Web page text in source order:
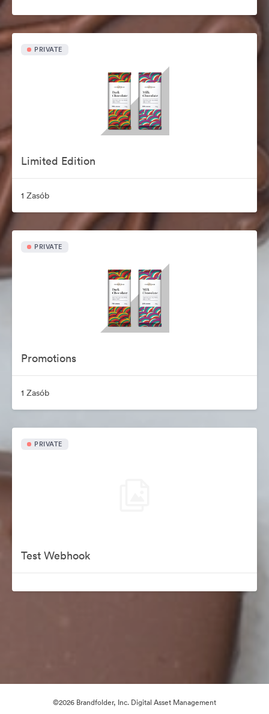
PRIVATE
Limited Edition
1 Zasób
PRIVATE
Promotions
1 Zasób
PRIVATE
Test Webhook
©2026 Brandfolder, Inc. Digital Asset Management